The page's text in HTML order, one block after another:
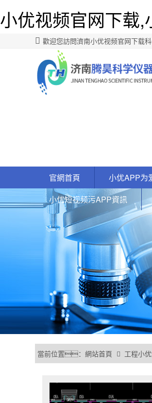
小优视频官网下载
歡迎您訪問濟南小优视频官网下载
官網首頁 小优APP为
小优短视频污APP資訊
當前位置： 網站首頁 工程小